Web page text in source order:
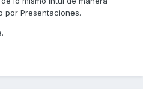
por Presentaciones.